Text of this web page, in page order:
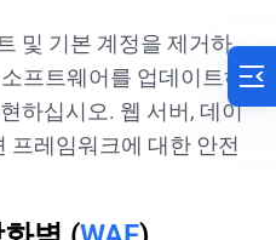
및 기본 계정을 제거하
프트웨어를 업데이트하
하십시오. 웹 서버, 데이
프레임워크에 대한 안전